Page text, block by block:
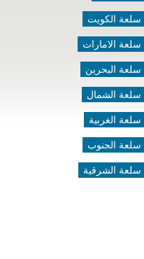
سلعة الكويت
سلعة الامارات
سلعة البحرين
سلعة الشمال
سلعة الغربية
سلعة الجنوب
سلعة الشرقية